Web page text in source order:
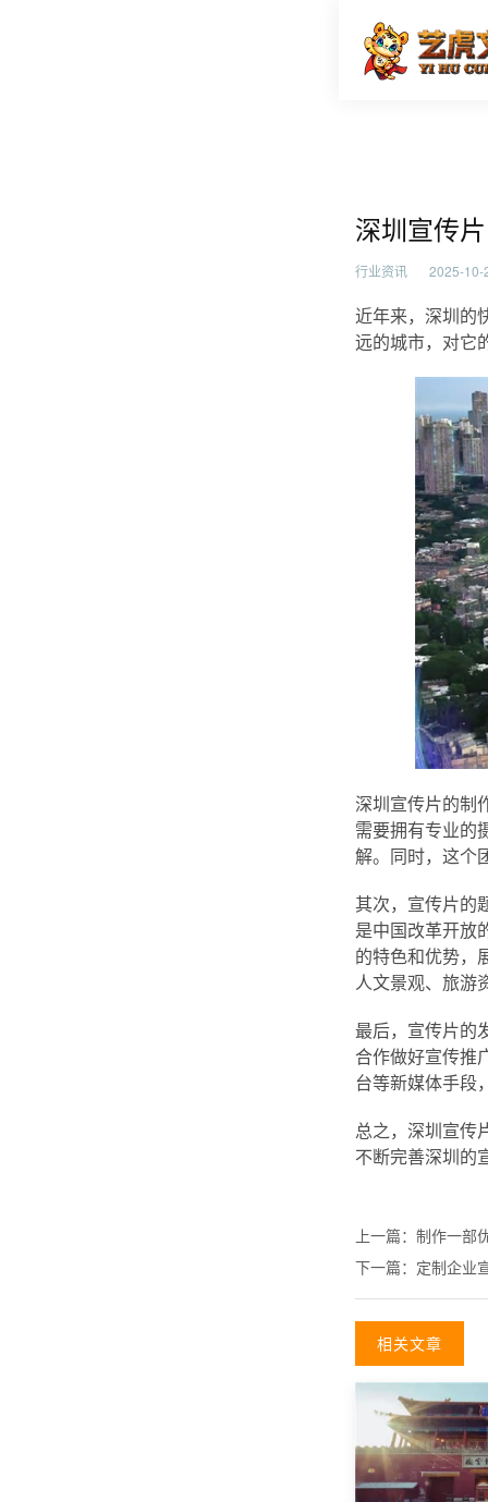
深圳宣
深圳宣传
行业资讯 2025-10-
近年来，深圳的
远的城市，对它
深圳宣传片的制
需要拥有专业的
解。同时，这个
其次，宣传片的
是中国改革开放
的特色和优势，
人文景观、旅游
最后，宣传片的
合作做好宣传推
台等新媒体手段
总之，深圳宣传
不断完善深圳的
上一篇： 制作一部
下一篇： 定制企业
相关文章